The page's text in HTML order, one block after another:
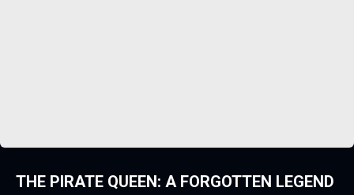
THE PIRATE QUEEN: A FORGOTTEN LEGEND